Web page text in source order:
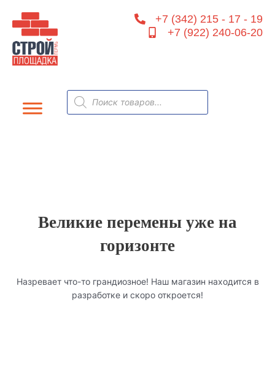
содержимому
+7 (342) 215 - 17 - 19
+7 (922) 240-06-20
Поиск
товаров
Великие перемены уже на
горизонте
Назревает что-то грандиозное! Наш магазин находится в
разработке и скоро откроется!